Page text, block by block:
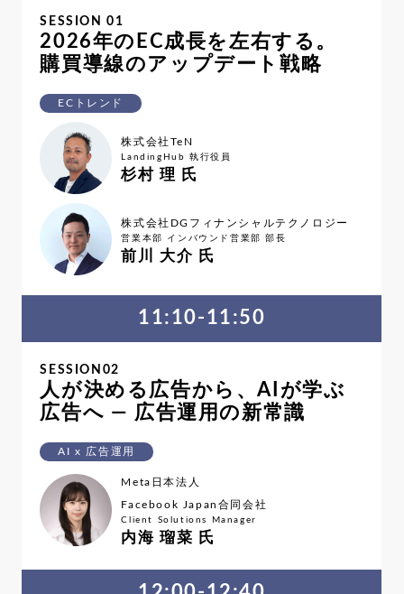
SESSION 01
2026年のEC成長を左右する。
購買導線のアップデート戦略
ECトレンド
株式会社TeN
LandingHub 執行役員
杉村 理 氏
株式会社DGフィナンシャルテクノロジー
営業本部 インバウンド営業部 部長
前川 大介 氏
11:10-11:50
SESSION02
人が決める広告から、AIが学ぶ
広告へ ― 広告運用の新常識
AI x 広告運用
Meta日本法人
Facebook Japan合同会社
Client Solutions Manager
内海 瑠菜 氏